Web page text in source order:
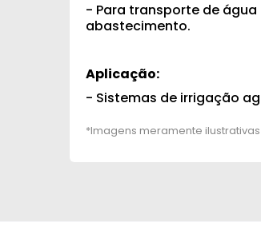
- Para transporte de
abastecimento.
Aplicação:
- Sistemas de irrigação